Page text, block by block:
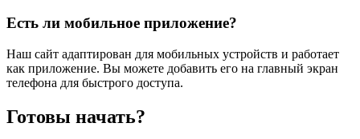
Есть ли мобильное приложение?
Наш сайт адаптирован для мобильных устройств и работает
как приложение. Вы можете добавить его на главный экран
телефона для быстрого доступа.
Готовы начать?